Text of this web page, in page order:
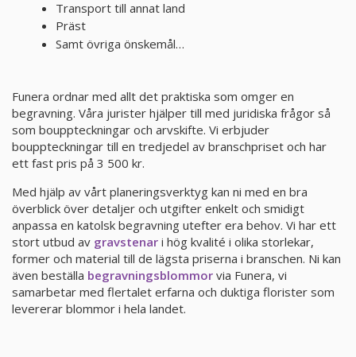
OM FUNERA
LIVESTREAMING
KUNDTJÄNST
010-10 10 350
Transport till annat land
Präst
Samt övriga önskemål…
Funera ordnar med allt det praktiska som omger en
begravning. Våra jurister hjälper till med juridiska frågor så
som bouppteckningar och arvskifte. Vi erbjuder
bouppteckningar till en tredjedel av branschpriset och har
ett fast pris på 3 500 kr.
Med hjälp av vårt planeringsverktyg kan ni med en bra
överblick över detaljer och utgifter enkelt och smidigt
anpassa en katolsk begravning utefter era behov. Vi har ett
stort utbud av gravstenar i hög kvalité i olika storlekar,
former och material till de lägsta priserna i branschen. Ni kan
även beställa begravningsblommor via Funera, vi
samarbetar med flertalet erfarna och duktiga florister som
levererar blommor i hela landet.